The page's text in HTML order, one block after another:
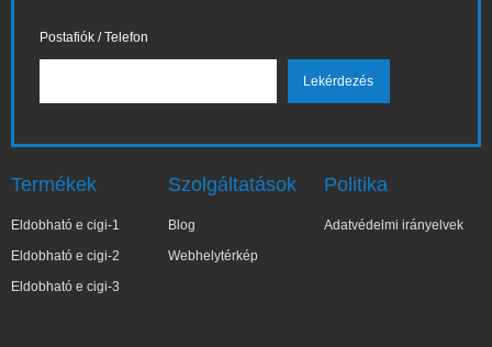
Postafiók / Telefon
Termékek
Eldobható e cigi-1
Eldobható e cigi-2
Eldobható e cigi-3
Szolgáltatások
Blog
Webhelytérkép
Politika
Adatvédelmi irányelvek